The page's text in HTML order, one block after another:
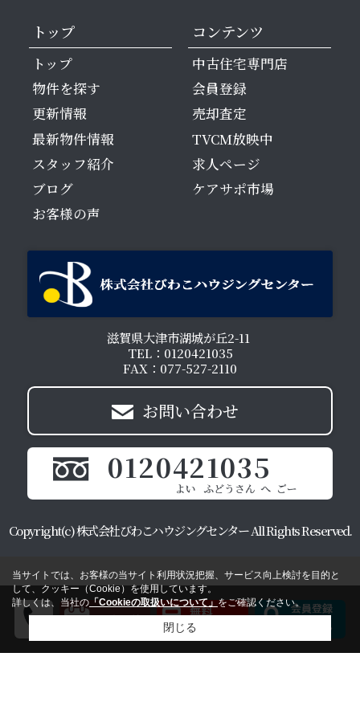
トップ
トップ
物件を探す
更新情報
最新物件情報
スタッフ紹介
ブログ
お客様の声
コンテンツ
中古住宅専門店
会員登録
売却査定
TVCM放映中
求人ページ
ケアサポ市場
滋賀県大津市湖城が丘2-11
TEL：0120421035
FAX：077-527-2110
お問い合わせ
0120421035
Copyright(c) 株式会社びわこハウジングセンター All Rights Reserved.
当サイトでは、お客様の当サイト利用状況把握、サービス向上検討を目的と
して、クッキー（Cookie）を使用しています。
詳しくは、当社の 「Cookieの取扱いについて」 をご確認ください。
閉じる